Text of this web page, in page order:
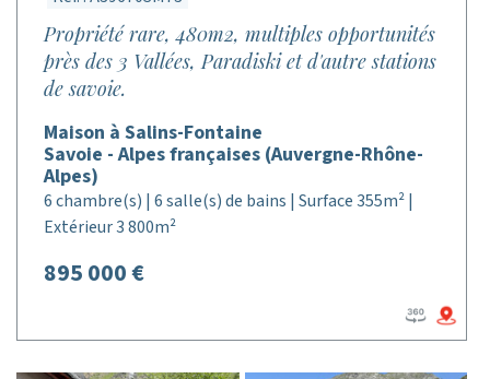
Propriété rare, 480m2, multiples opportunités
près des 3 Vallées, Paradiski et d'autre stations
de savoie.
Maison à Salins-Fontaine
Savoie - Alpes françaises (Auvergne-Rhône-
Alpes)
6 chambre(s) | 6 salle(s) de bains | Surface 355m² |
Extérieur 3 800m²
895 000 €